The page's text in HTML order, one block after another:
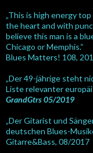
„This is high energy
the heart and with
believe this man is a
Chicago or Memphis.“
Blues Matters! 108,
„Der 49-jährige steht
Liste relevanter
GrandGtrs 05/2019
„Der Gitarist und
deutschen Blues-
Gitarre&Bass, 08/2017